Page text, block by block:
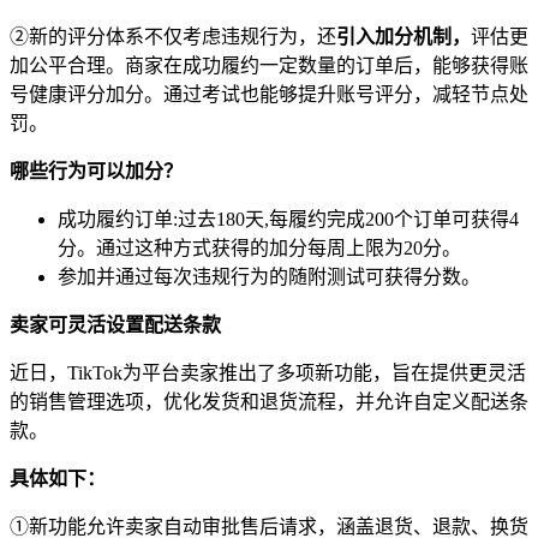
②新的评分体系不仅考虑违规行为，还引入加分机制， 评估更
加公平合理。商家在成功履约一定数量的订单后，能够获得账
号健康评分加分。通过考试也能够提升账号评分，减轻节点处
罚。
哪些行为可以加分？
成功履约订单:过去180天,每履约完成200个订单可获得4
分。通过这种方式获得的加分每周上限为20分。
参加并通过每次违规行为的随附测试可获得分数。
卖家可灵活设置配送条款
近日，TikTok为平台卖家推出了多项新功能，旨在提供更灵活
的销售管理选项，优化发货和退货流程，并允许自定义配送条
款。
具体如下：
①新功能允许卖家自动审批售后请求，涵盖退货、退款、换货